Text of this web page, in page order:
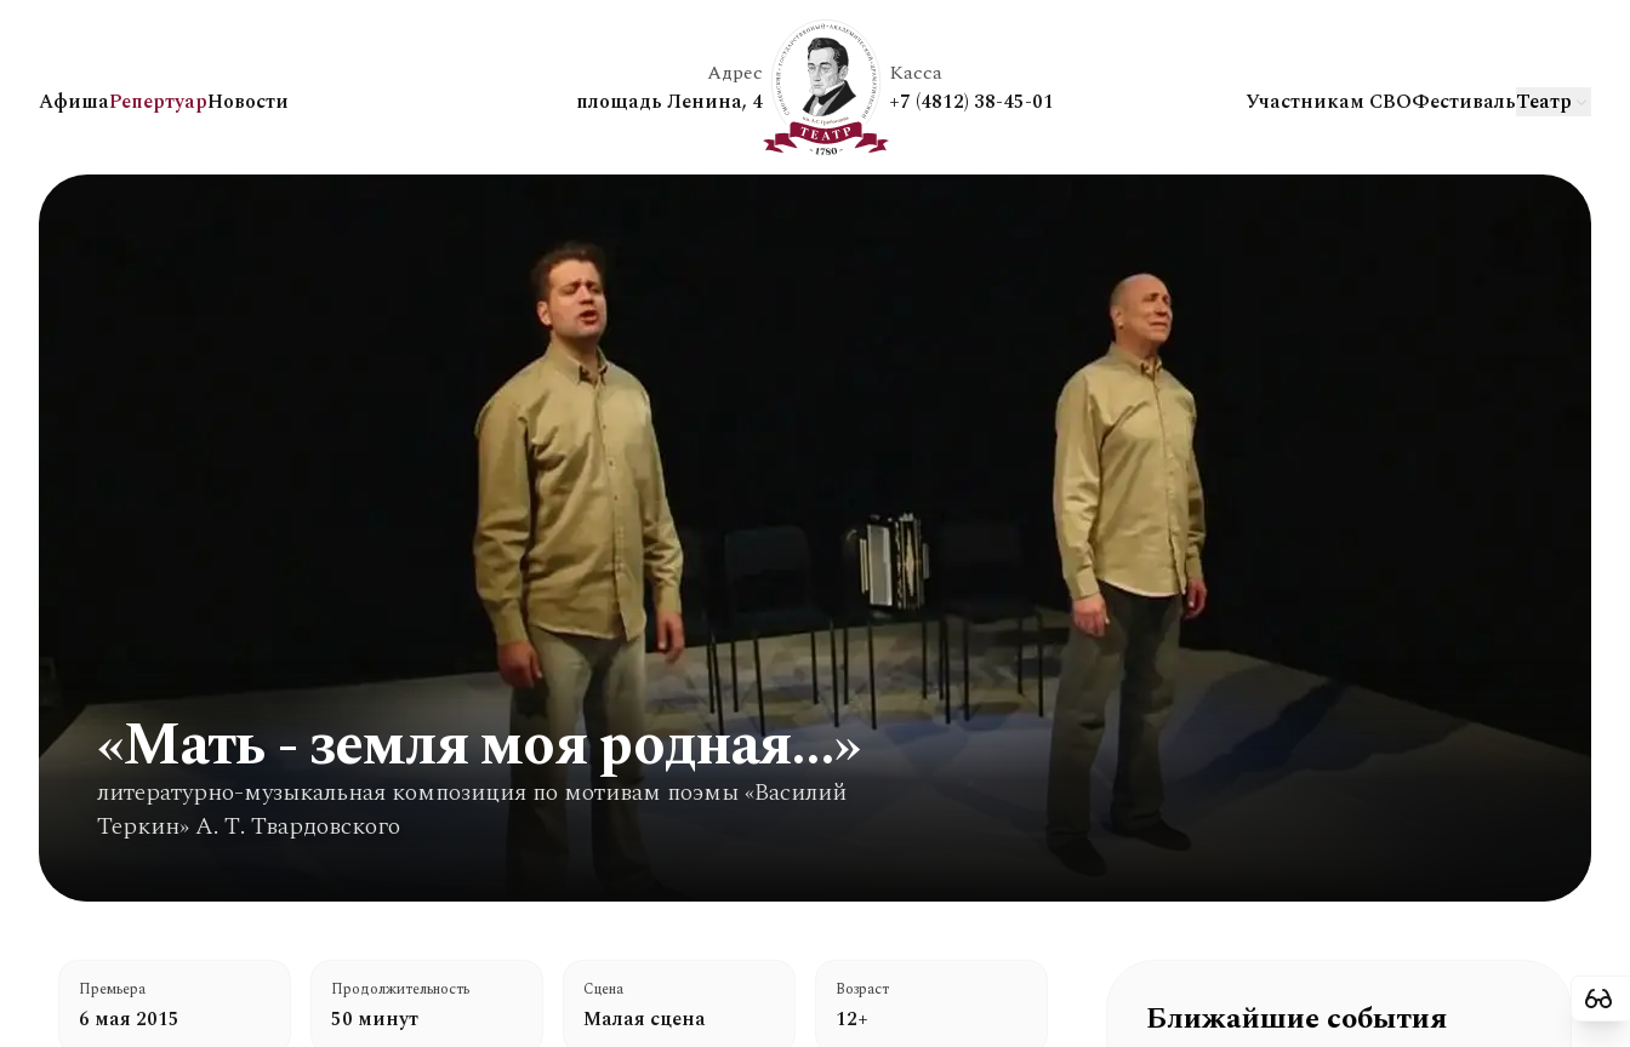
АфишаРепертуарНовости
Адрес
площадь Ленина, 4
Касса
+7 (4812) 38-45-01
Участникам СВОФестивальТеатр
«Мать - земля моя родная...»
литературно-музыкальная композиция по мотивам поэмы «Василий
Теркин» А. Т. Твардовского
Премьера
6 мая 2015
Продолжительность
50 минут
Сцена
Малая сцена
Возраст
12+ Ближайшие события